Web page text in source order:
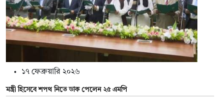
১৭ ফেব্রুয়ারি ২০২৬
মন্ত্রী হিসেবে শপথ নিতে ডাক পেলেন ২৫ এমপি